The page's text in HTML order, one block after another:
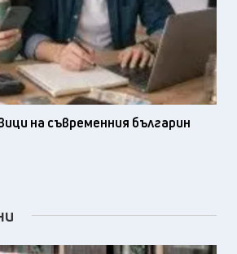
на съвременния българин